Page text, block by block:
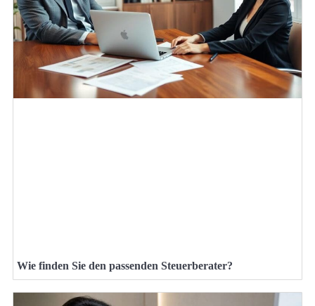
Wie finden Sie den passenden Steuerberater?